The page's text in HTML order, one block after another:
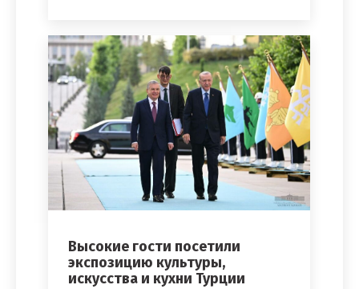
Высокие гости посетили
экспозицию культуры,
искусства и кухни Турции